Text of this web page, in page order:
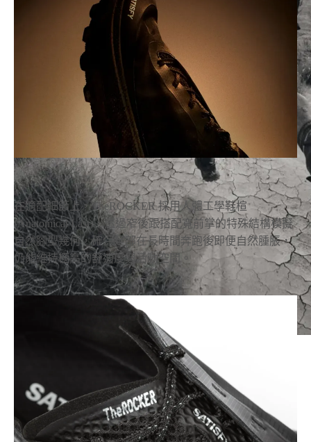
在適配細節上，TheROCKER 採用人體工學鞋楦
(Anatomical Last)，透過窄後跟搭配寬前掌的特殊結構模擬
自然腳型幾何，確保足部在長時間奔跑後即便自然腫脹，
仍能維持極高的舒適度與活動空間。